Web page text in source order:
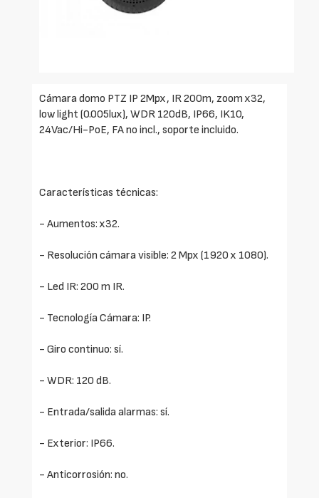
Cámara domo PTZ IP 2Mpx, IR 200m, zoom x32,
low light (0.005lux), WDR 120dB, IP66, IK10,
24Vac/Hi-PoE, FA no incl., soporte incluido.
Características técnicas:
- Aumentos: x32.
- Resolución cámara visible: 2 Mpx (1920 x 1080).
- Led IR: 200 m IR.
- Tecnología Cámara: IP.
- Giro continuo: sí.
- WDR: 120 dB.
- Entrada/salida alarmas: sí.
- Exterior: IP66.
- Anticorrosión: no.